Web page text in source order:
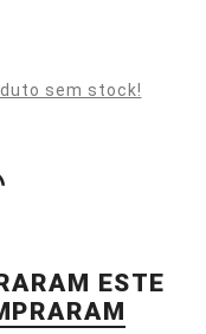
sem stock!
ESTE